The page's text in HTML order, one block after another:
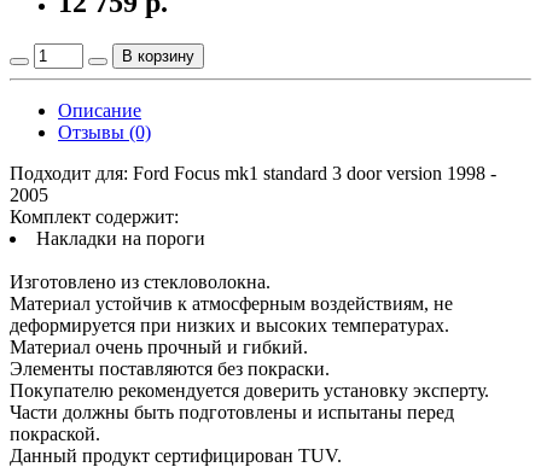
В корзину
Описание
Отзывы (0)
Подходит для: Ford Focus mk1 standard 3 door version 1998 -
2005
Комплект содержит:
Накладки на пороги
Изготовлено из стекловолокна.
Материал устойчив к атмосферным воздействиям, не
деформируется при низких и высоких температурах.
Материал очень прочный и гибкий.
Элементы поставляются без покраски.
Покупателю рекомендуется доверить установку эксперту.
Части должны быть подготовлены и испытаны перед
покраской.
Данный продукт сертифицирован TUV.